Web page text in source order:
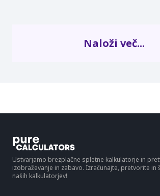
Naloži več...
Ustvarjamo brezplačne spletne kalkulatorje in
izobraževanje in zabavo. Izračunajte, pretvorite in
naših kalkulatorjev!